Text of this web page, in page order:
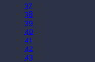
37
38
39
40
41
42
43